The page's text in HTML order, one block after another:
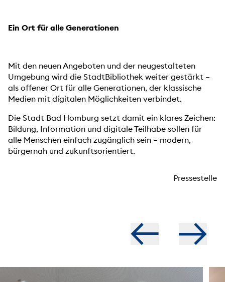
Ein Ort für alle Generationen
Mit den neuen Angeboten und der neugestalteten
Umgebung wird die StadtBibliothek weiter gestärkt –
als offener Ort für alle Generationen, der klassische
Medien mit digitalen Möglichkeiten verbindet.
Die Stadt Bad Homburg setzt damit ein klares Zeichen:
Bildung, Information und digitale Teilhabe sollen für
alle Menschen einfach zugänglich sein – modern,
bürgernah und zukunftsorientiert.
Pressestelle